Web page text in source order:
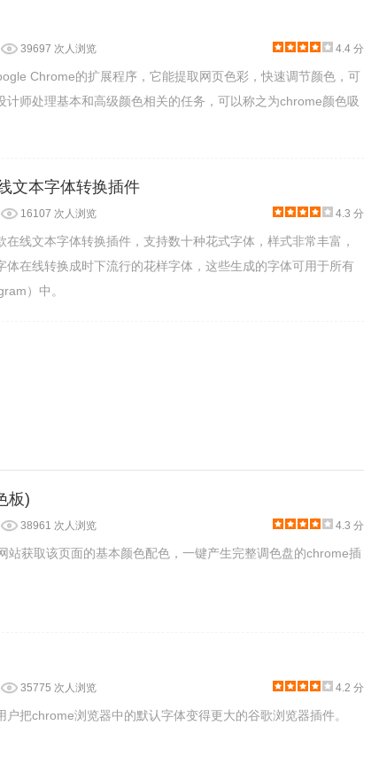
色块是修改文字颜色的。
的【开启/禁用】开关即可。
39697 次人浏览 4.4 分
Chrome的扩展程序，它能提取网页色彩，快速调节颜色，可
计师处理基本和高级颜色相关的任务，可以称之为chrome颜色吸
文本字体转换插件
16107 次人浏览 4.3 分
线文本字体转换插件，支持数十种花式字体，样式非常丰富，
体在线转换成时下流行的花样字体，这些生成的字体可用于所有
）中。
板)
38961 次人浏览 4.3 分
站获取该页面的基本颜色配色，一键产生完整调色盘的chrome插
35775 次人浏览 4.2 分
把chrome浏览器中的默认字体变得更大的谷歌浏览器插件。